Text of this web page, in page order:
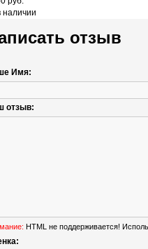
наличии
отзыв
Имя:
отзыв:
HTML не поддерживается!